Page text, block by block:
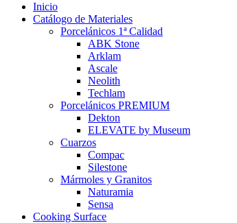
Inicio
Catálogo de Materiales
Porcelánicos 1ª Calidad
ABK Stone
Arklam
Ascale
Neolith
Techlam
Porcelánicos PREMIUM
Dekton
ELEVATE by Museum
Cuarzos
Compac
Silestone
Mármoles y Granitos
Naturamia
Sensa
Cooking Surface